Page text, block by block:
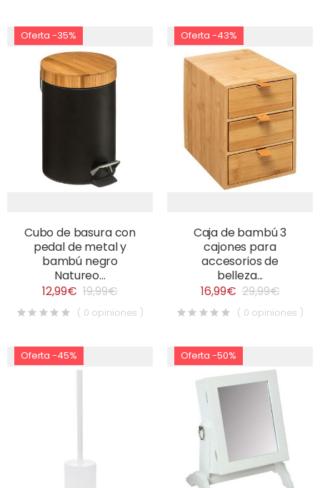
Oferta -35%
Cubo de basura con
pedal de metal y
bambú negro
Natureo...
12,99€ 19,99€
( 0 opiniones )
Oferta -43%
Caja de bambú 3
cajones para
accesorios de
belleza...
16,99€ 29,99€
( 0 opiniones )
Oferta -45% Oferta -50%